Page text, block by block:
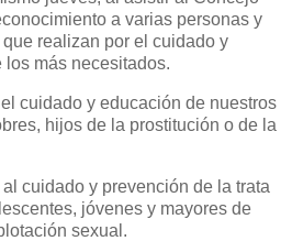
a varias personas y
realizan por el cuidado y
los más necesitados.
cuidado y educación de nuestros
hijos de la prostitución o de la
cuidado y prevención de la trata
jóvenes y mayores de
sexual.